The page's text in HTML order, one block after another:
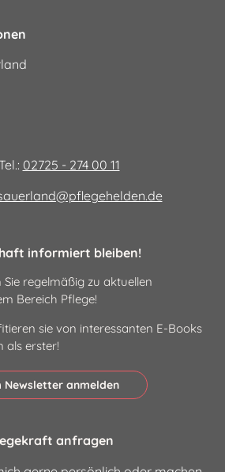
02725 - 274 00 11
informiert bleiben!
regelmäßig zu aktuellen
Bereich Pflege!
sie von interessanten E-Books
als erster!
Newsletter anmelden
anfragen